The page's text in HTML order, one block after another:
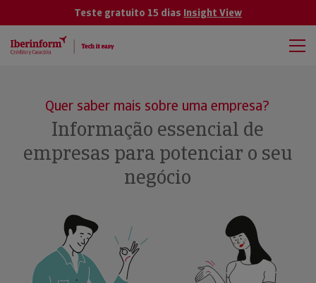
Teste gratuito 15 dias Insight View
Quer saber mais sobre uma empresa?
Informação essencial de
empresas para potenciar o seu
negócio